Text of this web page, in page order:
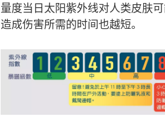
量度当日太阳紫外线对人类皮肤
造成伤害所需的时间也越短。